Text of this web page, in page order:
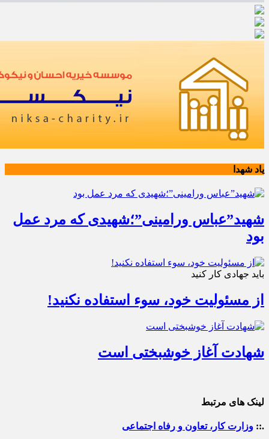
یاد شهدا
شهید”عباس ورامینی”؛شهیدی که مرد عمل
بود
باید جهادی کار کنید
از مسئولیت خود، سوء استفاده نکنید!
شهادت آغاز خوشبختی است
لینک های مرتبط
.:: وزارت کار، تعاون و رفاه اجتماعی